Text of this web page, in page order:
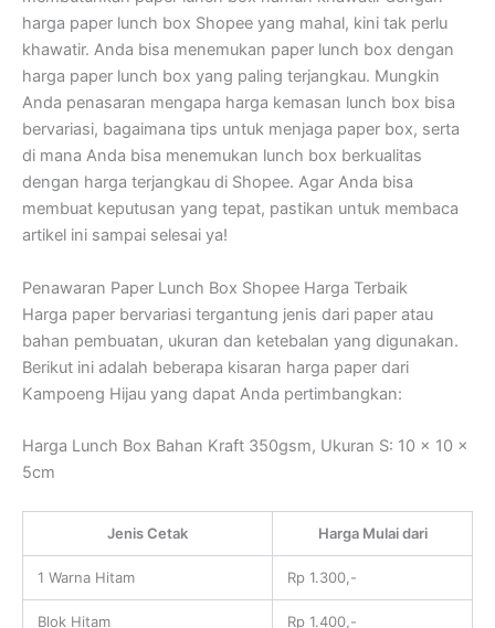
harga paper lunch box Shopee yang mahal, kini tak perlu
khawatir. Anda bisa menemukan paper lunch box dengan
harga paper lunch box yang paling terjangkau. Mungkin
Anda penasaran mengapa harga kemasan lunch box bisa
bervariasi, bagaimana tips untuk menjaga paper box, serta
di mana Anda bisa menemukan lunch box berkualitas
dengan harga terjangkau di Shopee. Agar Anda bisa
membuat keputusan yang tepat, pastikan untuk membaca
artikel ini sampai selesai ya!
Penawaran Paper Lunch Box Shopee Harga Terbaik
Harga paper bervariasi tergantung jenis dari paper atau
bahan pembuatan, ukuran dan ketebalan yang digunakan.
Berikut ini adalah beberapa kisaran harga paper dari
Kampoeng Hijau yang dapat Anda pertimbangkan:
Harga Lunch Box Bahan Kraft 350gsm, Ukuran S: 10 x 10 x
5cm
Jenis Cetak Harga Mulai dari
1 Warna Hitam Rp 1.300,-
Blok Hitam Rp 1.400,-